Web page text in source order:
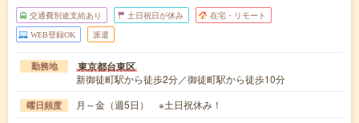
交通費別途支給あり 土日祝日が休み 在宅・リモート
WEB登録OK 派遣
勤務地 東京都台東区
新御徒町駅から徒歩2分／御徒町駅から徒歩10分
曜日頻度 月～金（週5日） ※土日祝休み！